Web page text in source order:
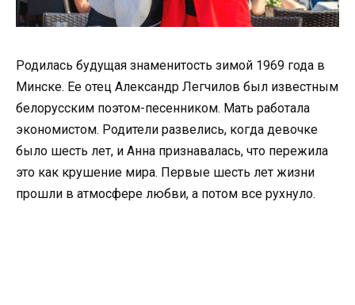
Родилась будущая знаменитость зимой 1969 года в
Минске. Ее отец Александр Легчилов был известным
белорусским поэтом-песенником. Мать работала
экономистом. Родители развелись, когда девочке
было шесть лет, и Анна признавалась, что пережила
это как крушение мира. Первые шесть лет жизни
прошли в атмосфере любви, а потом все рухнуло.